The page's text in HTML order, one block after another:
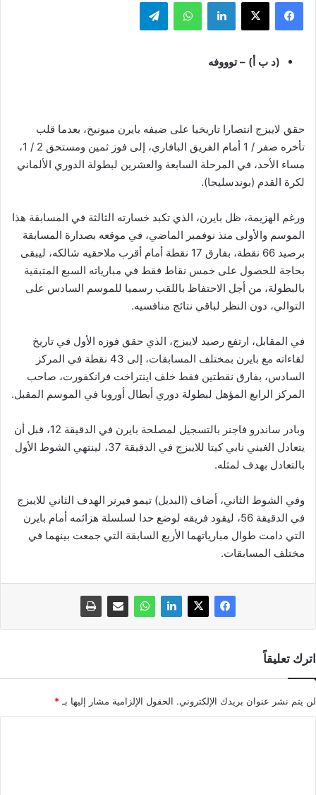
(د ب أ) – توووفه
حقق لايبزج انتصارا تاريخيا على ضيفه بايرن ميونيخ، بعدما قلب
تأخره صفر / 1 أمام الفريق البافاري، إلى فوز ثمين ومستحق 2 / 1،
مساء الأحد، في المرحلة السابعة والعشرين لبطولة الدوري الألماني
لكرة القدم (بوندسليجا).
ورغم الهزيمة، ظل بايرن، الذي تكبد خسارته الثالثة في المسابقة هذا
الموسم والأولى منذ نوفمبر الماضي، في موقعه بصدارة المسابقة
برصيد 66 نقطة، بفارق 17 نقطة أمام أقرب ملاحقيه شالكه، ليبقى
بحاجة للحصول على خمس نقاط فقط في مبارياته السبع المتبقية
بالبطولة، من أجل الاحتفاظ باللقب رسميا للموسم السادس على
التوالي، دون النظر لباقي نتائج منافسيه.
في المقابل، ارتفع رصيد لايبزج، الذي حقق فوزه الأول في تاريخ
لقاءاته مع بايرن بمختلف المسابقات، إلى 43 نقطة في المركز
السادس، بفارق نقطتين فقط خلف اينتراخت فرانكفورت، صاحب
المركز الرابع المؤهل لبطولة دوري أبطال أوروبا في الموسم المقبل.
وبادر ساندرو فاجنر بالتسجيل لمصلحة بايرن في الدقيقة 12، قبل أن
يتعادل الغيني نابي كيتا للايبزج في الدقيقة 37، لينتهي الشوط الأول
بالتعادل بهدف لمثله.
وفي الشوط الثاني، أضاف (البديل) تيمو فيرنر الهدف الثاني للايبزج
في الدقيقة 56، ليقود فريقه لوضع حدا لسلسلة هزائمه أمام بايرن
التي دامت طوال مبارياتهما الأربع السابقة التي جمعت بينهما في
مختلف المسابقات.
اترك تعليقاً
لن يتم نشر عنوان بريدك الإلكتروني. الحقول الإلزامية مشار إليها بـ *